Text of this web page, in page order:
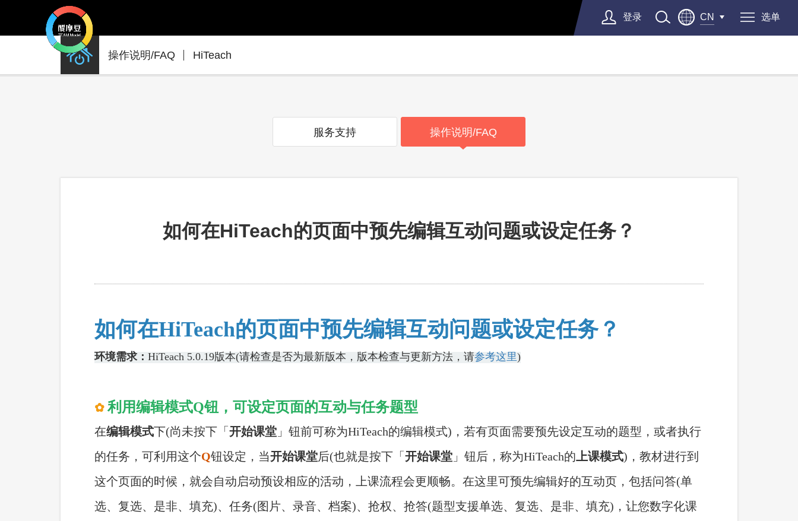
登录 CN 选单
操作说明/FAQ HiTeach
服务支持 操作说明/FAQ
如何在HiTeach的页面中预先编辑互动问题或设定任务？
如何在HiTeach的页面中预先编辑互动问题或设定任务？
环境需求： HiTeach 5.0.19版本(请检查是否为最新版本，版本检查与更新方法，请参考这里)
✿ 利用编辑模式Q钮，可设定页面的互动与任务题型
在编辑模式下(尚未按下「 开始课堂 」钮前可称为HiTeach的编辑模式)，若有页面需要预先设定互动的题型，或者执行
的任务，可利用这个Q钮设定，当开始课堂后(也就是按下「 开始课堂 」钮后，称为HiTeach的上课模式)，教材进行到
这个页面的时候，就会自动启动预设相应的活动，上课流程会更顺畅。在这里可预先编辑好的互动页，包括问答(单
选、复选、是非、填充)、任务(图片、录音、档案)、抢权、抢答(题型支援单选、复选、是非、填充)，让您数字化课